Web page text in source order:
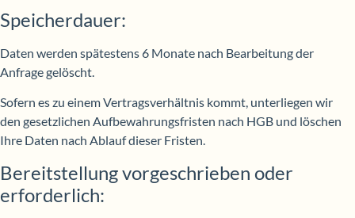
Speicherdauer:
Daten werden spätestens 6 Monate nach Bearbeitung der
Anfrage gelöscht.
Sofern es zu einem Vertragsverhältnis kommt, unterliegen wir
den gesetzlichen Aufbewahrungsfristen nach HGB und löschen
Ihre Daten nach Ablauf dieser Fristen.
Bereitstellung vorgeschrieben oder
erforderlich: